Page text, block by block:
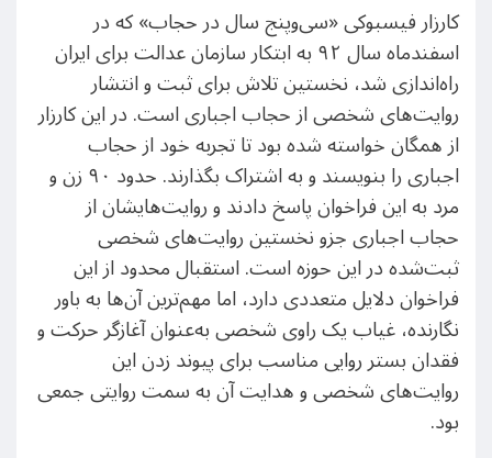
کارزار فیسبوکی «سی‌و‌پنج سال در حجاب» که در
اسفندماه سال ۹۲ به ابتکار سازمان عدالت برای ایران
راه‌اندازی شد، نخستین تلاش برای ثبت و انتشار
روایت‌های شخصی از حجاب اجباری است. در این کارزار
از همگان خواسته شده بود تا تجربه خود از حجاب
اجباری را بنویسند و به اشتراک بگذارند. حدود ۹۰ زن و
مرد به این فراخوان پاسخ دادند و روایت‌هایشان از
حجاب اجباری جزو نخستین روایت‌های شخصی
ثبت‌شده در این حوزه است. استقبال محدود از این
فراخوان دلایل متعددی دارد، اما مهم‌ترین آن‌ها به باور
نگارنده، غیاب یک راوی شخصی به‌عنوان آغازگر حرکت و
فقدان بستر روایی مناسب برای پیوند زدن این
روایت‌های شخصی و هدایت آن به سمت روایتی جمعی
بود.